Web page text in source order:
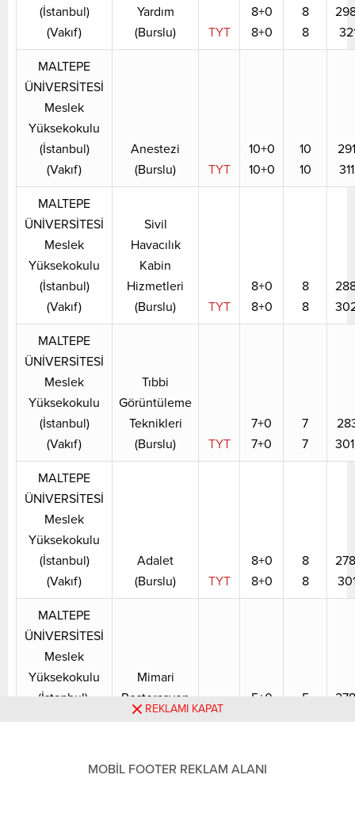
(İstanbul)
(Vakıf)
Yardım
(Burslu)
TYT
8+0
8+0
8
8
MALTEPE
ÜNİVERSİTESİ
Meslek
Yüksekokulu
(İstanbul)
(Vakıf)
Anestezi
(Burslu)
TYT
10+0
10+0
10
10
MALTEPE
ÜNİVERSİTESİ
Meslek
Yüksekokulu
(İstanbul)
(Vakıf)
Sivil
Havacılık
Kabin
Hizmetleri
(Burslu)
TYT
8+0
8+0
8
8
MALTEPE
ÜNİVERSİTESİ
Meslek
Yüksekokulu
(İstanbul)
(Vakıf)
Tıbbi
Görüntüleme
Teknikleri
(Burslu)
TYT
7+0
7+0
7
7
MALTEPE
ÜNİVERSİTESİ
Meslek
Yüksekokulu
(İstanbul)
(Vakıf)
Adalet
(Burslu)
TYT
8+0
8+0
8
8
MALTEPE
ÜNİVERSİTESİ
Meslek
Yüksekokulu
(İstanbul)
Mimari
Restorasyon
(Burslu)
5+0
5
ÜNİVERSİTESİ
REKLAMI KAPAT
MOBİL FOOTER REKLAM ALANI